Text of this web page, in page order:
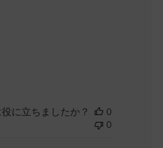
に立ちましたか？
0
0